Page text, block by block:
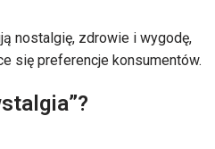
nostalgię, zdrowie i wygodę,
się preferencje konsumentów.